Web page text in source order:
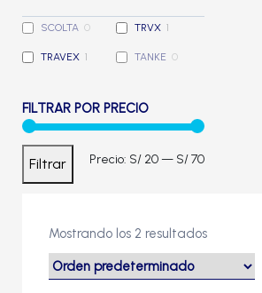
Cerradura de Sobreponer
Cerradura eléctrica
Cerraduras Digitales
Mostrando los 2 resultados
SCOLTA 0
TRAVEX 1
TRVX 1
TANKE 0
FILTRAR POR PRECIO
Precio
Precio
Filtrar Precio: S/ 20— S/ 70